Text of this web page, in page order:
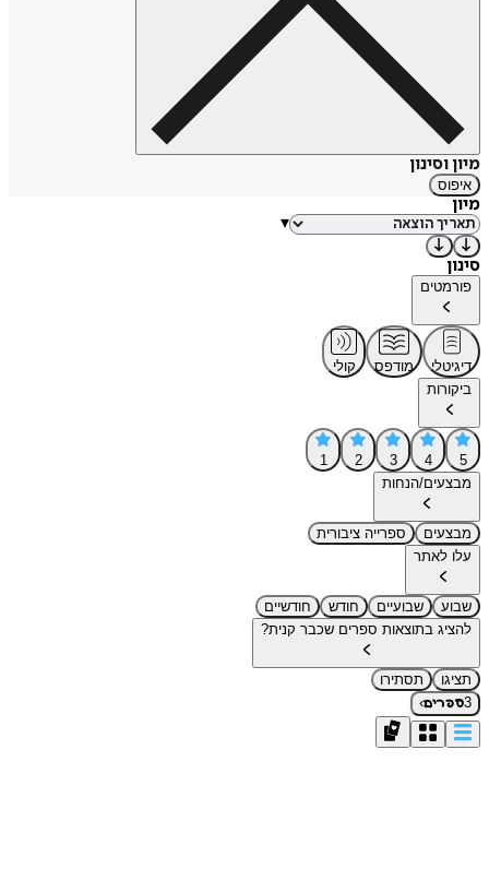
מיון וסינון
איפוס
מיון
▾
סינון
פורמטים
דיגיטלי מודפס
קולי
ביקורות
5
4
3
2
1
מבצעים/הנחות
מבצעים
ספרייה ציבורית
עלו לאתר
שבוע שבועיים חודש
חודשיים
להציג בתוצאות ספרים שכבר קנית?
תציגו
תסתירו
3ספרים›